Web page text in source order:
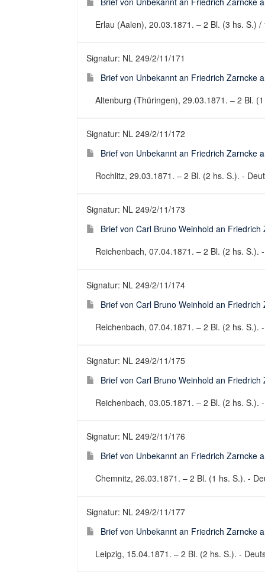
Erlau (Aalen), 20.03.1871. – 2 Bl. (3 hs. S.)
Signatur: NL 249/2/11/171
Brief von Unbekannt an Friedrich Zarncke
Altenburg (Thüringen), 29.03.1871. – 2 Bl.
Signatur: NL 249/2/11/172
Brief von Unbekannt an Friedrich Zarncke
Rochlitz, 29.03.1871. – 2 Bl. (2 hs. S.). -
Signatur: NL 249/2/11/173
Brief von Carl Bruno Weinhold an
Reichenbach, 07.04.1871. – 2 Bl. (2 hs. S.).
Signatur: NL 249/2/11/174
Brief von Carl Bruno Weinhold an
Reichenbach, 07.04.1871. – 2 Bl. (2 hs. S.).
Signatur: NL 249/2/11/175
Brief von Carl Bruno Weinhold an
Reichenbach, 03.05.1871. – 2 Bl. (2 hs. S.).
Signatur: NL 249/2/11/176
Brief von Unbekannt an Friedrich Zarncke
Chemnitz, 26.03.1871. – 2 Bl. (1 hs. S.). -
Signatur: NL 249/2/11/177
Brief von Unbekannt an Friedrich Zarncke
Leipzig, 15.04.1871. – 2 Bl. (2 hs. S.). -